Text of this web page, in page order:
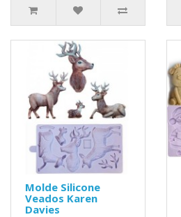
Molde Silicone
Veados Karen
Davies